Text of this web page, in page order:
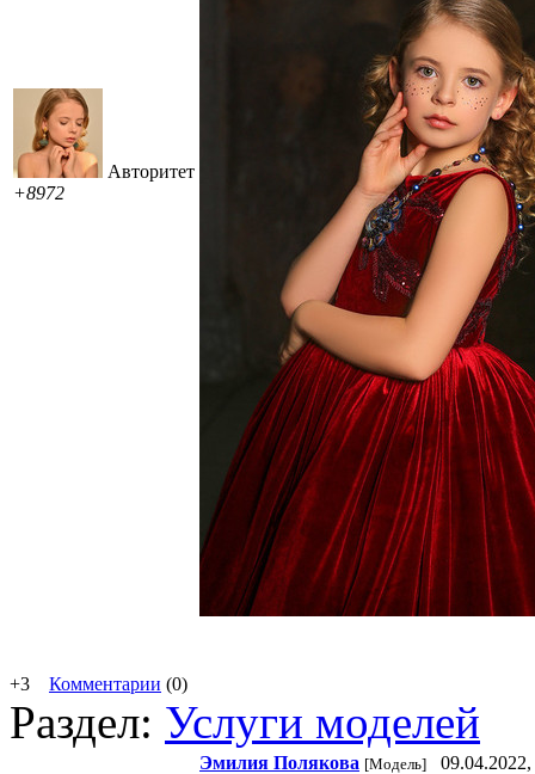
Авторитет
+8972
+3 Комментарии (0)
Раздел: Услуги моделей
Эмилия Пoлякoвa [Модель]